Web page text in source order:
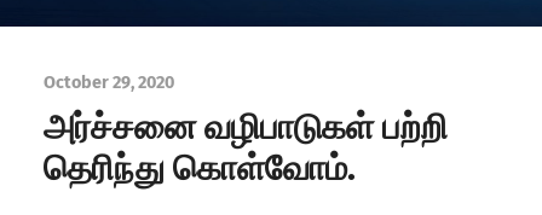
October 29, 2020
அர்ச்சனை வழிபாடுகள் பற்றி
தெரிந்து கொள்வோம்.